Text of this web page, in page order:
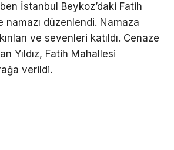
İstanbul Beykoz’daki Fatih
namazı düzenlendi. Namaza
ve sevenleri katıldı. Cenaze
Yıldız, Fatih Mahallesi
verildi.